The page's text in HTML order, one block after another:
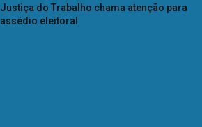
Justiça do Trabalho chama atenção para
assédio eleitoral